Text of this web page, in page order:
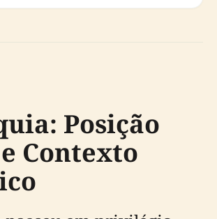
Posição
Contexto